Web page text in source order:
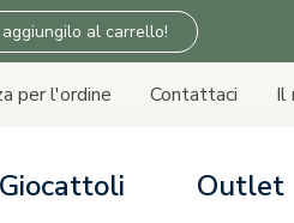
al carrello!
per l'ordine Contattaci
Il
Giocattoli Outlet